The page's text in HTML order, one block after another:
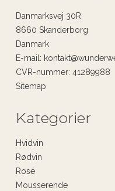
Danmarksvej 30R
8660 Skanderborg
Danmark
E-mail :
CVR-nummer: 41289988
Sitemap
Kategorier
Hvidvin
Rødvin
Rosé
Mousserende